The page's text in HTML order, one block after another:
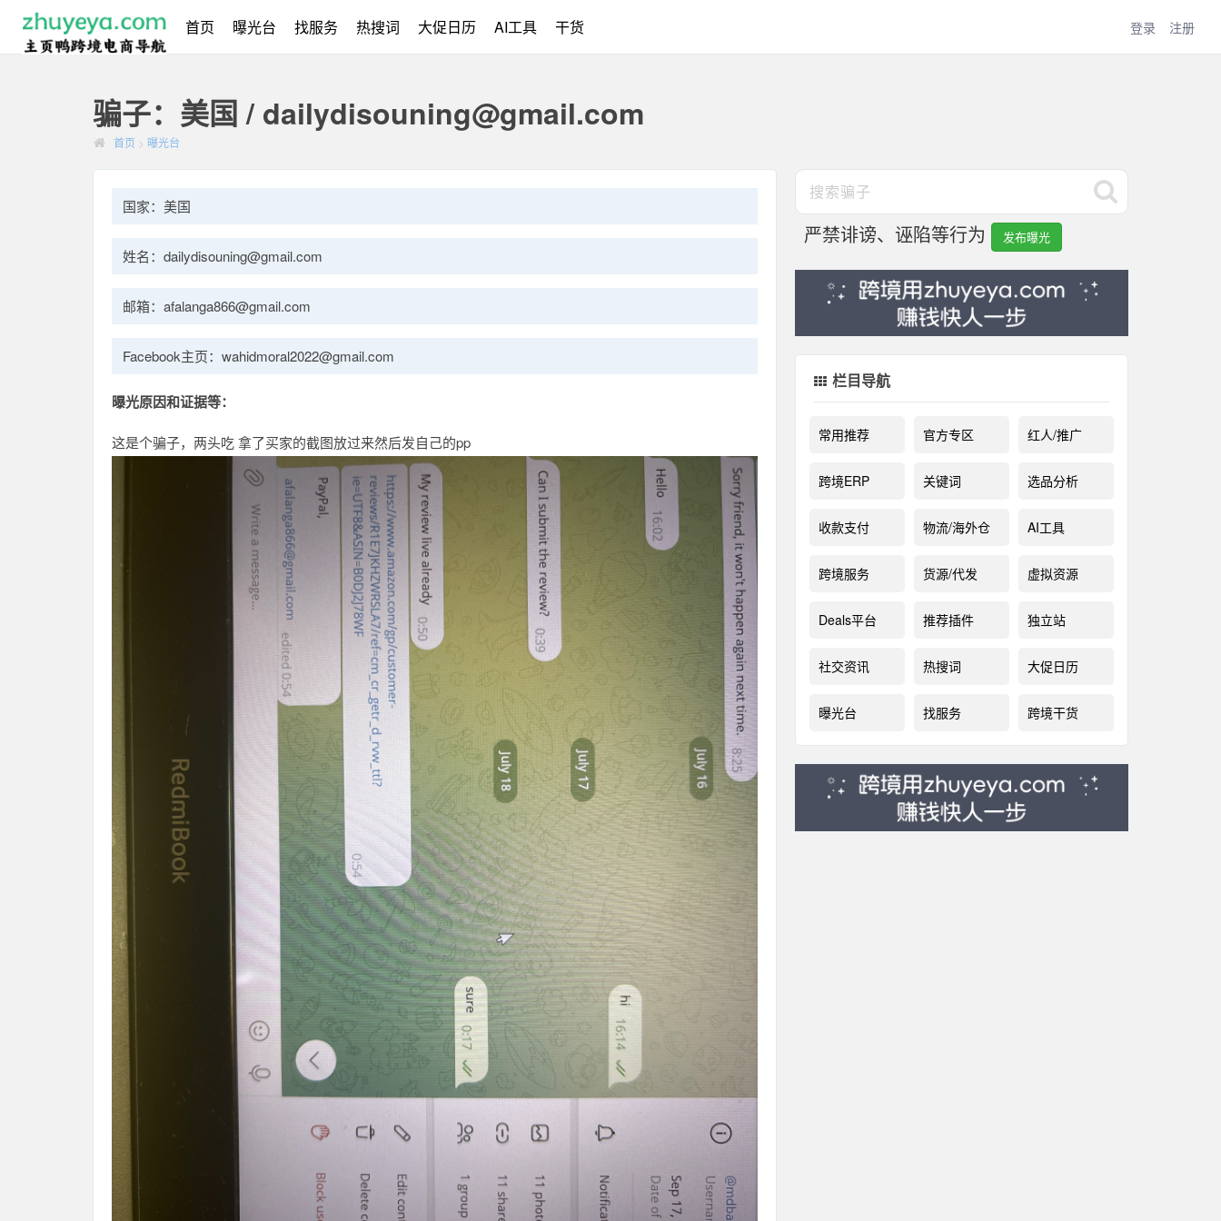
首页 曝光台 找服务 热搜词 大促日历 AI工具 干货 登录 注册
骗子：美国 / dailydisouning@gmail.com
首页 > 曝光台
国家：美国
姓名：dailydisouning@gmail.com
邮箱：afalanga866@gmail.com
Facebook主页：wahidmoral2022@gmail.com
曝光原因和证据等：
这是个骗子，两头吃 拿了买家的截图放过来然后发自己的pp
严禁诽谤、诬陷等行为 发布曝光
栏目导航
常用推荐 官方专区 红人/推广
跨境ERP 关键词 选品分析
收款支付 物流/海外仓 AI工具
跨境服务 货源/代发 虚拟资源
Deals平台 推荐插件 独立站
社交资讯 热搜词 大促日历
曝光台 找服务 跨境干货